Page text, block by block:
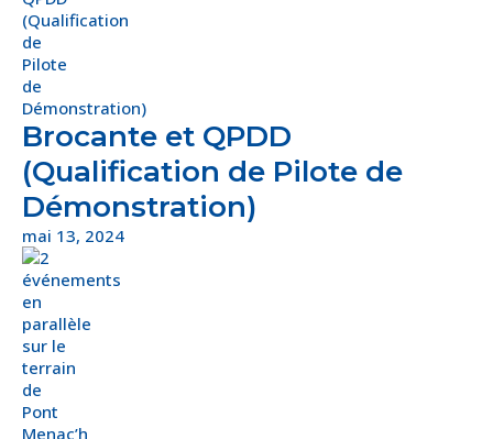
Brocante et QPDD
(Qualification de Pilote de
Démonstration)
mai 13, 2024